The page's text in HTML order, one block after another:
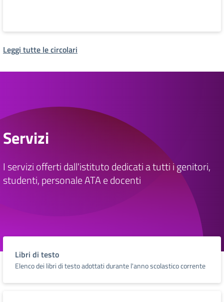
Leggi tutte le circolari
Servizi
I servizi offerti dall'istituto dedicati a tutti i genitori,
studenti, personale ATA e docenti
Libri di testo
Elenco dei libri di testo adottati durante l'anno scolastico corrente